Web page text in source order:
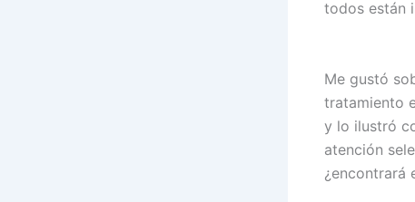
todos están
Me gustó
tratamiento
y lo ilustró
atención
¿encontrará